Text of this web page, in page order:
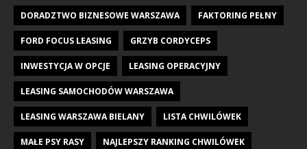
DORADZTWO BIZNESOWE WARSZAWA FAKTORING PEŁNY
FORD FOCUS LEASING GRZYB CORDYCEPS
INWESTYCJA W OPCJE LEASING OPERACYJNY
LEASING SAMOCHODÓW WARSZAWA
LEASING WARSZAWA BIELANY LISTA CHWILÓWEK
MAŁE PSY RASY NAJLEPSZY RANKING CHWILÓWEK